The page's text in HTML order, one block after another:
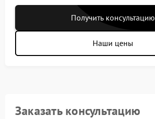
Получить консультацию
Наши цены
Заказать консультацию